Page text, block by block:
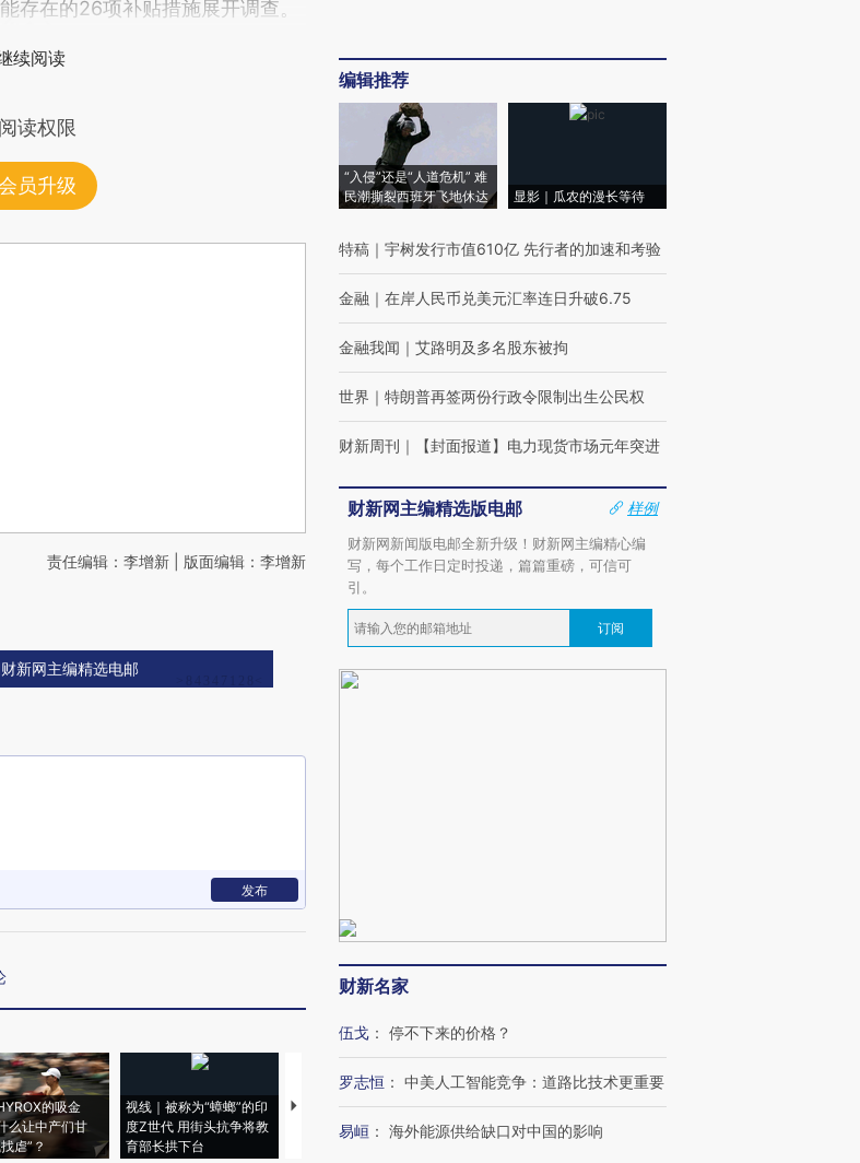
存在的26项补贴措施展开调查。
续阅读
读权限
员升级
责任编辑：李增新 | 版面编辑：李增新
新网主编精选电邮
发布
的吸金
么让中产们甘
虐”？
视线｜被称为“蟑螂”的印
度Z世代 用街头抗争将教
育部长拱下台
视线｜“入侵”还是“人道危
机”？难民潮撕裂西班牙
湖北宜昌局部短时降雨
128毫米 紧急转移近
哈尔滨遭遇短时极端强降
编辑推荐
“入侵”还是“人道危机” 难
民潮撕裂西班牙飞地休达
显影｜瓜农的漫长等待
特稿 ｜ 宇树发行市值610亿 先行者的加速和考验
金融 ｜ 在岸人民币兑美元汇率连日升破6.75
金融我闻 ｜ 艾路明及多名股东被拘
世界 ｜ 特朗普再签两份行政令限制出生公民权
财新周刊 ｜ 【封面报道】电力现货市场元年突进
财新网主编精选版电邮
样例
财新网新闻版电邮全新升级！财新网主编精心编
写，每个工作日定时投递，篇篇重磅，可信可
引。
订阅
财新名家
伍戈 ： 停不下来的价格？
罗志恒 ： 中美人工智能竞争：道路比技术更重要
易峘 ： 海外能源供给缺口对中国的影响